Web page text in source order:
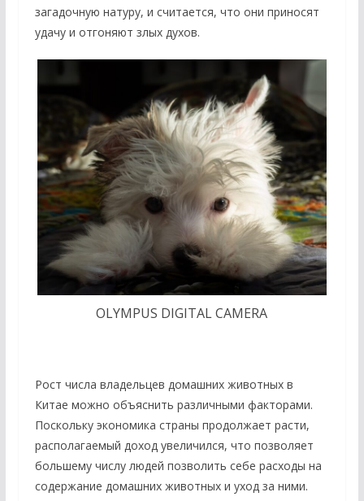
загадочную натуру, и считается, что они приносят
удачу и отгоняют злых духов.
OLYMPUS DIGITAL CAMERA
Рост числа владельцев домашних животных в
Китае можно объяснить различными факторами.
Поскольку экономика страны продолжает расти,
располагаемый доход увеличился, что позволяет
большему числу людей позволить себе расходы на
содержание домашних животных и уход за ними.